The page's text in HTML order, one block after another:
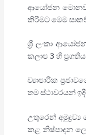
ආයෝජන
කිරීමට මෙම
ශ්‍රී ලංකා
කලාප 3 හි
ව්‍යාපාරික
තම ස්ථාවරයන්
උතුරෙන්
කළ නිෂ්පාදන